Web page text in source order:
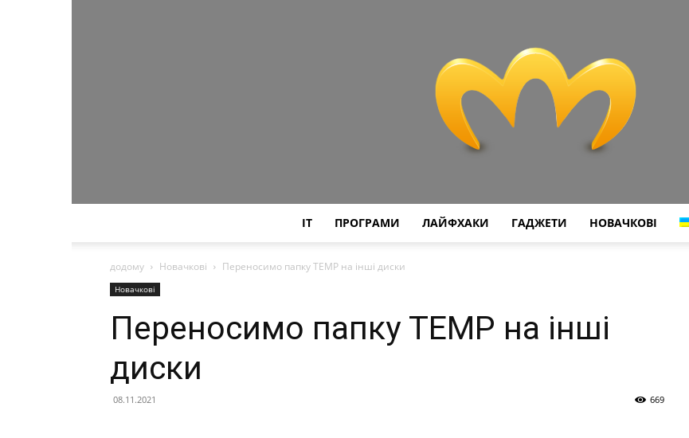
IT ПРОГРАМИ ЛАЙФХАКИ ГАДЖЕТИ НОВАЧКОВІ
додому Новачкові Переносимо папку TEMP на інші диски
Новачкові
Переносимо папку TEMP на інші
диски
08.11.2021 669